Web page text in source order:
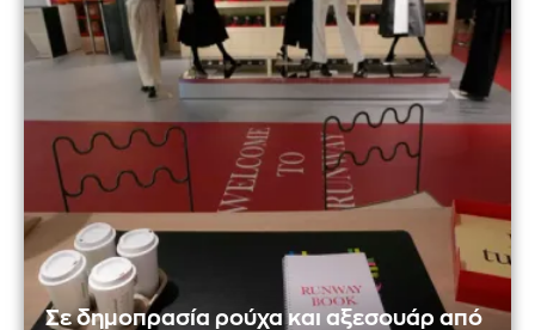
Σε δημοπρασία ρούχα και αξεσουάρ από